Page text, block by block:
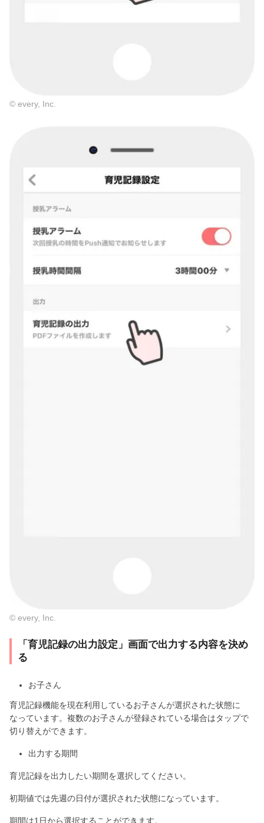
© every, Inc.
© every, Inc.
「育児記録の出力設定」画面で出力する内容を決め
る
お子さん
育児記録機能を現在利用しているお子さんが選択された状態に
なっています。複数のお子さんが登録されている場合はタップで
切り替えができます。
出力する期間
育児記録を出力したい期間を選択してください。
初期値では先週の日付が選択された状態になっています。
期間は1日から選択することができます。